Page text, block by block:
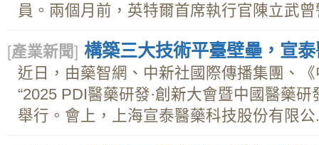
員。兩個月前，英特爾首席執行官陳立武
[產業新聞] 構築三大技術平臺壁壘，宣
近日，由藥智網、中新社國際傳播集團、
“2025 PDI醫藥研發·創新大會暨中國醫藥
舉行。會上，上海宣泰醫藥科技股份有限公